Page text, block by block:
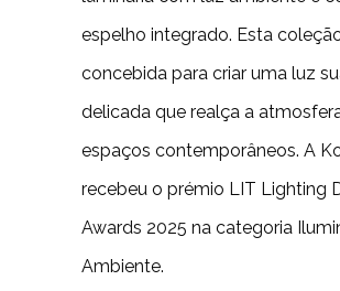
espelho integrado. Esta
concebida para criar uma luz
delicada que realça a
espaços contemporâneos. A
recebeu o prémio LIT Lighting
Awards 2025 na categoria
Ambiente.